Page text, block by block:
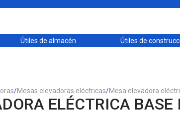
Útiles de almacén Útiles de
/Mesas elevadoras eléctricas/Mesa elevadora
ELÉCTRICA